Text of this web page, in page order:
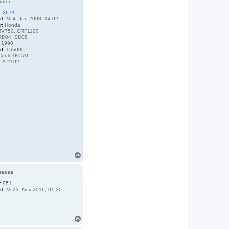
2671
Mi 4. Jun 2008, 14:02
Honda
CRF1100
SD08
1990
155000
TKC70
A-2102
951
Mi 23. Nov 2016, 01:20